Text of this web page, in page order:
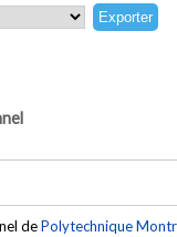
dePolytechnique